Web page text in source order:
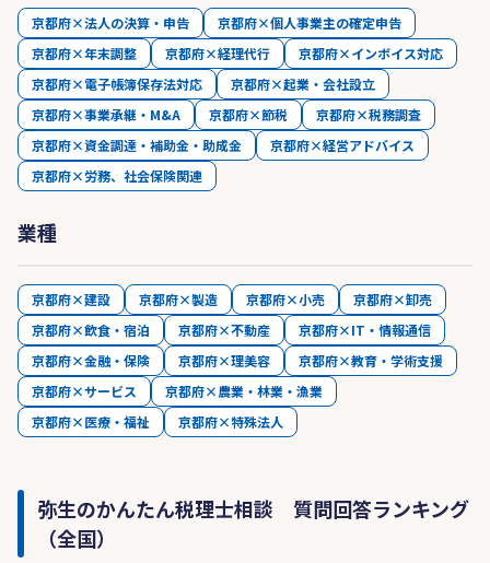
京都府×法人の決算・申告
京都府×個人事業主の確定申告
京都府×年末調整
京都府×経理代行
京都府×インボイス対応
京都府×電子帳簿保存法対応
京都府×起業・会社設立
京都府×事業承継・M&A
京都府×節税
京都府×税務調査
京都府×資金調達・補助金・助成金
京都府×経営アドバイス
京都府×労務、社会保険関連
業種
京都府×建設 京都府×製造 京都府×小売
京都府×卸売
京都府×飲食・宿泊
京都府×不動産
京都府×IT・情報通信
京都府×金融・保険
京都府×理美容
京都府×教育・学術支援
京都府×サービス
京都府×農業・林業・漁業
京都府×医療・福祉
京都府×特殊法人
弥生のかんたん税理士相談 質問回答ランキング
（全国）